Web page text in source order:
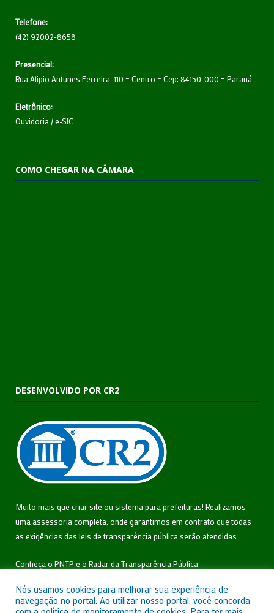
Telefone:
(42) 92002-8658
Presencial:
Rua Alipio Antunes Ferreira, 110 – Centro – Cep: 84150-000 – Paraná
Eletrônico:
Ouvidoria /e-SIC
COMO CHEGAR NA CÂMARA
DESENVOLVIDO POR CR2
Muito mais que criar site ou sistema para prefeituras! Realizamos
uma assessoria completa, onde garantimos em contrato que todas
as exigências das leis de transparência pública serão atendidas.
Conheça o PNTP e o Radar da Transparência Pública
Nós usamos cookies para melhorar sua experiência de
navegação no portal. Ao utilizar nosso portal, você concorda